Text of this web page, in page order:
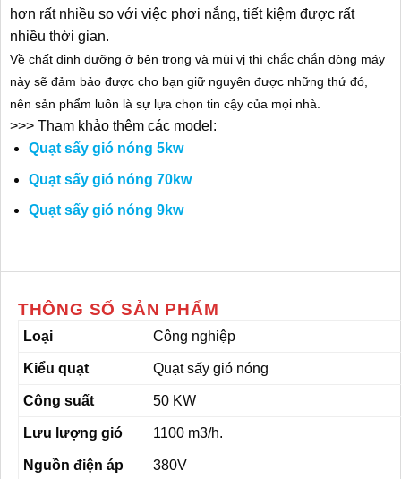
hơn rất nhiều so với việc phơi nắng, tiết kiệm được rất
nhiều thời gian.
Về chất dinh dưỡng ở bên trong và mùi vị thì chắc chắn dòng máy
này sẽ đảm bảo được cho bạn giữ nguyên được những thứ đó,
nên sản phẩm luôn là sự lựa chọn tin cậy của mọi nhà.
>>> Tham khảo thêm các model:
Quạt sấy gió nóng 5kw
Quạt sấy gió nóng 70kw
Quạt sấy gió nóng 9kw
THÔNG SỐ SẢN PHẨM
Loại Công nghiệp
Kiểu quạt Quạt sấy gió nóng
Công suất 50 KW
Lưu lượng gió 1100 m3/h.
Nguồn điện áp 380V